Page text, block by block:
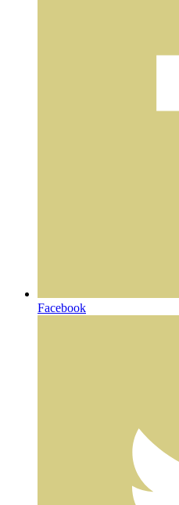
Facebook